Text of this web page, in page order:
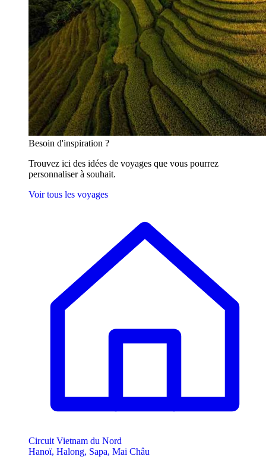
Besoin d'inspiration ?
Trouvez ici des idées de voyages que vous pourrez
personnaliser à souhait.
Voir tous les voyages
Circuit Vietnam du Nord
Hanoï, Halong, Sapa, Mai Châu